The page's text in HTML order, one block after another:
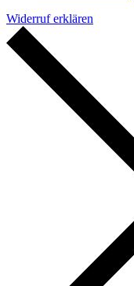
Widerruf erklären